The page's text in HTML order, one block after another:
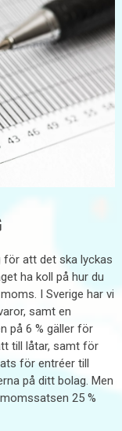
för att det ska lyckas
ha koll på hur du
I Sverige har vi
samt en
på 6 % gäller för
till låtar, samt för
för entréer till
på ditt bolag. Men
25 %